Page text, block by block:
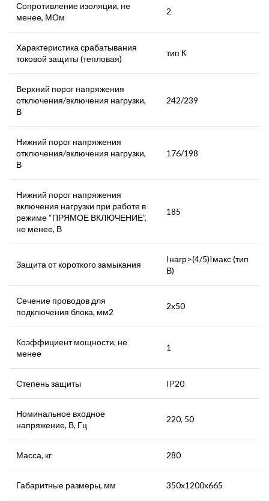
Сопротивление изоляции, не
менее, МОм
2
Характеристика срабатывания
токовой защиты (тепловая)
тип К
Верхний порог напряжения
отключения/включения нагрузки,
В
242/239
Нижний порог напряжения
отключения/включения нагрузки,
В
176/198
Нижний порог напряжения
включения нагрузки при работе в
режиме “ПРЯМОЕ ВКЛЮЧЕНИЕ”,
не менее, В
185
Защита от короткого замыкания
Iнагр>(4/5)Iмакс (тип
В)
Сечение проводов для
подключения блока, мм2
2х50
Коэффициент мощности, не
менее
1
Степень защиты IP20
Номинальное входное
напряжение, В, Гц
220, 50
Масса, кг 280
Габаритные размеры, мм 350х1200х665